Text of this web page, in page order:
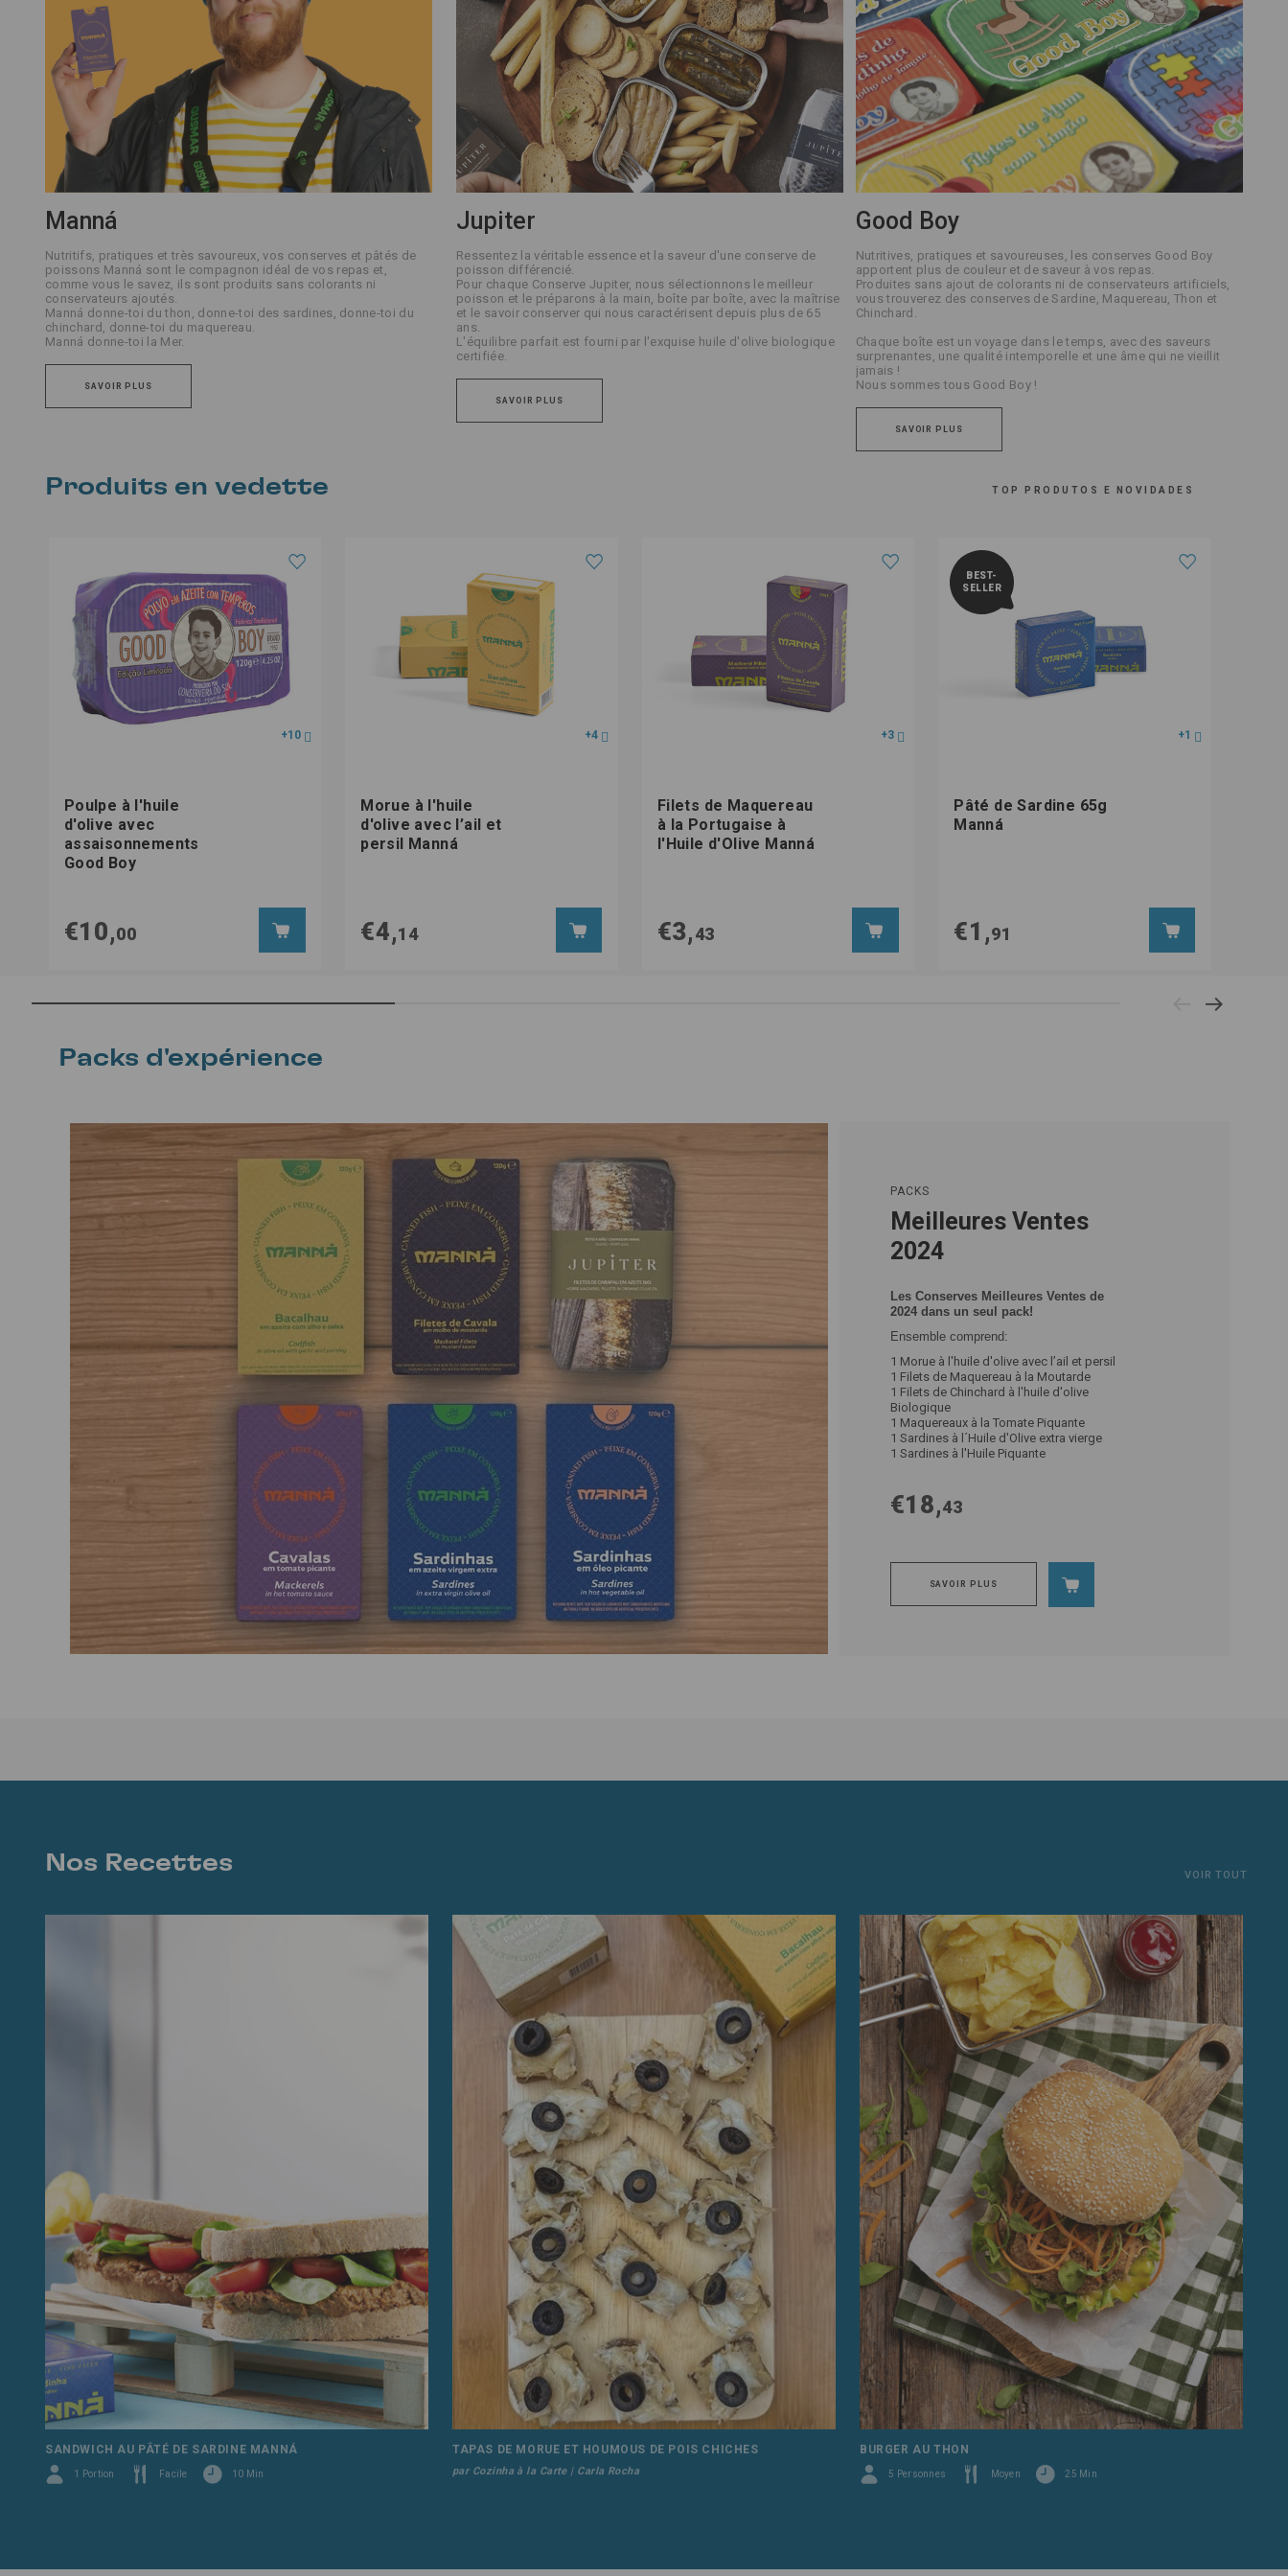
Manná
Nutritifs, pratiques et très savoureux, vos conserves et pâtés de
poissons Manná sont le compagnon idéal de vos repas et,
comme vous le savez, ils sont produits sans colorants ni
conservateurs ajoutés.
Manná donne-toi du thon, donne-toi des sardines, donne-toi du
chinchard, donne-toi du maquereau.
Manná donne-toi la Mer.
SAVOIR PLUS
Jupiter
Ressentez la véritable essence et la saveur d'une conserve de
poisson différencié.
Pour chaque Conserve Jupiter, nous sélectionnons le meilleur
poisson et le préparons à la main, boîte par boîte, avec la maîtrise
et le savoir conserver qui nous caractérisent depuis plus de 65
ans.
L'équilibre parfait est fourni par l'exquise huile d'olive biologique
certifiée.
SAVOIR PLUS
Good Boy
Nutritives, pratiques et savoureuses, les conserves Good Boy
apportent plus de couleur et de saveur à vos repas.
Produites sans ajout de colorants ni de conservateurs artificiels,
vous trouverez des conserves de Sardine, Maquereau, Thon et
Chinchard.
Chaque boîte est un voyage dans le temps, avec des saveurs
surprenantes, une qualité intemporelle et une âme qui ne vieillit
jamais !
Nous sommes tous Good Boy !
SAVOIR PLUS
Produits en vedette TOP PRODUTOS E NOVIDADES
+10
Poulpe à l'huile
d'olive avec
assaisonnements
Good Boy
€10,00
+4
Morue à l'huile
d'olive avec l’ail et
persil Manná
€4,14
+3
Filets de Maquereau
à la Portugaise à
l'Huile d'Olive Manná
€3,43
BEST-
SELLER
+1
Pâté de Sardine 65g
Manná
€1,91
Packs d'expérience
PACKS
Meilleures Ventes
2024
Les Conserves Meilleures Ventes de
2024 dans un seul pack!
Ensemble comprend:
1 Morue à l'huile d'olive avec l’ail et persil
1 Filets de Maquereau à la Moutarde
1 Filets de Chinchard à l'huile d'olive
Biologique
1 Maquereaux à la Tomate Piquante
1 Sardines à l´Huile d'Olive extra vierge
1 Sardines à l'Huile Piquante
€18,43
SAVOIR PLUS
Nos Recettes VOIR TOUT
SANDWICH AU PÂTÉ DE SARDINE MANNÁ
1 Portion Facile 10 Min
TAPAS DE MORUE ET HOUMOUS DE POIS CHICHES
par Cozinha à la Carte | Carla Rocha
BURGER AU THON
5 Personnes Moyen 25 Min